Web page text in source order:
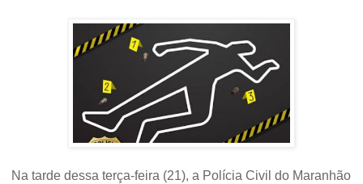
Na tarde dessa terça-feira (21), a Polícia Civil do Maranhão